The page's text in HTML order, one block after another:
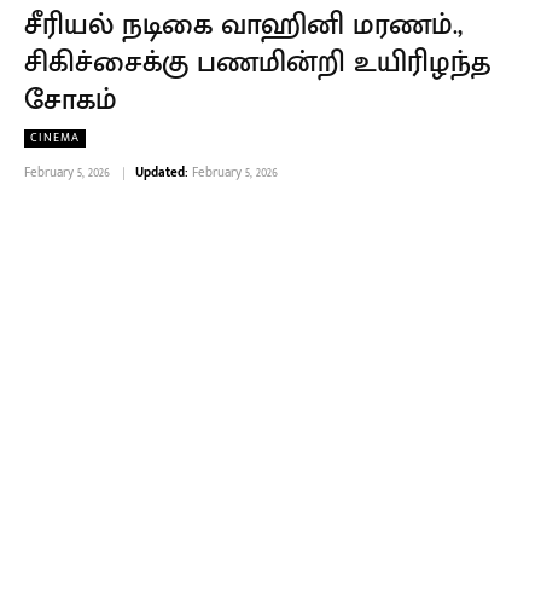
சீரியல் நடிகை வாஹினி மரணம்.,
சிகிச்சைக்கு பணமின்றி உயிரிழந்த
சோகம்
CINEMA
February 5, 2026 Updated: February 5, 2026